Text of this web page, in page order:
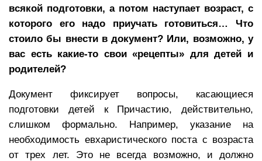
всякой подготовки, а потом наступает возраст, с
которого его надо приучать готовиться… Что
стоило бы внести в документ? Или, возможно, у
вас есть какие-то свои «рецепты» для детей и
родителей?
Документ фиксирует вопросы, касающиеся
подготовки детей к Причастию, действительно,
слишком формально. Например, указание на
необходимость евхаристического поста с возраста
от трех лет. Это не всегда возможно, и должно